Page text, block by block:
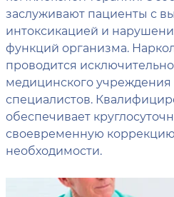
заслуживают пациенты с
интоксикацией и
функций организма.
проводится
медицинского учреждения
специалистов.
обеспечивает
своевременную
необходимости.